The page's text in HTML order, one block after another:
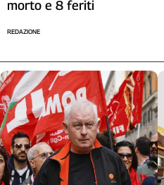
Piemonte
Sicilia
Toscana
Trentino
Umbria
Valle
D'Aosta
Veneto
morto e 8 feriti
REDAZIONE